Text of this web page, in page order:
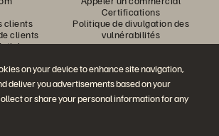
on your device to enhance site navigation,
deliver you advertisements based on your
or share your personal information for any
clients
clients
Certifications
Politique de divulgation des
vulnérabilités
la conversation
sur tous les réseaux sociaux Everpure